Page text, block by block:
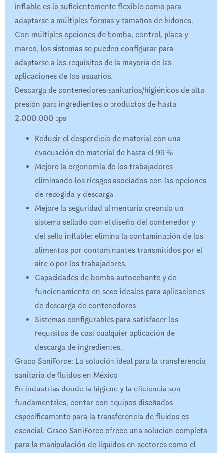
inflable es lo suficientemente flexible como para
adaptarse a múltiples formas y tamaños de bidones.
Con múltiples opciones de bomba, control, placa y
marco, los sistemas se pueden configurar para
adaptarse a los requisitos de la mayoría de las
aplicaciones de los usuarios.
Descarga de contenedores sanitarios/higiénicos de alta
presión para ingredientes o productos de hasta
2.000.000 cps
Reducir el desperdicio de material con una
evacuación de material de hasta el 99 %
Mejore la ergonomía de los trabajadores
eliminando los riesgos asociados con las opciones
de recogida y descarga
Mejore la seguridad alimentaria creando un
sistema sellado con el diseño del contenedor y
del sello inflable: elimina la contaminación de los
alimentos por contaminantes transmitidos por el
aire o por los trabajadores.
Capacidades de bomba autocebante y de
funcionamiento en seco ideales para aplicaciones
de descarga de contenedores
Sistemas configurables para satisfacer los
requisitos de casi cualquier aplicación de
descarga de ingredientes.
Graco SaniForce: La solución ideal para la transferencia
sanitaria de fluidos en México
En industrias donde la higiene y la eficiencia son
fundamentales, contar con equipos diseñados
específicamente para la transferencia de fluidos es
esencial. Graco SaniForce ofrece una solución completa
para la manipulación de líquidos en sectores como el